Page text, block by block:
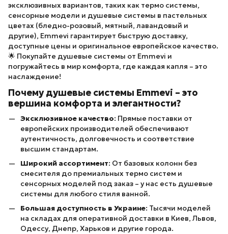
эксклюзивных вариантов, таких как термо системы,
сенсорные модели и душевые системы в пастельных
цветах (бледно-розовый, мятный, лавандовый и
другие), Emmevi гарантирует быструю доставку,
доступные цены и оригинальное европейское качество.
🌟 Покупайте душевые системы от Emmevi и
погружайтесь в мир комфорта, где каждая капля – это
наслаждение!
Почему душевые системы Emmevi – это
вершина комфорта и элегантности?
Эксклюзивное качество: Прямые поставки от
европейских производителей обеспечивают
аутентичность, долговечность и соответствие
высшим стандартам.
Широкий ассортимент: От базовых колонн без
смесителя до премиальных термо систем и
сенсорных моделей под заказ – у нас есть душевые
системы для любого стиля ванной.
Большая доступность в Украине: Тысячи моделей
на складах для оперативной доставки в Киев, Львов,
Одессу, Днепр, Харьков и другие города.